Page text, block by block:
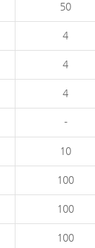
50
4
4
4
-
10
100
100
100